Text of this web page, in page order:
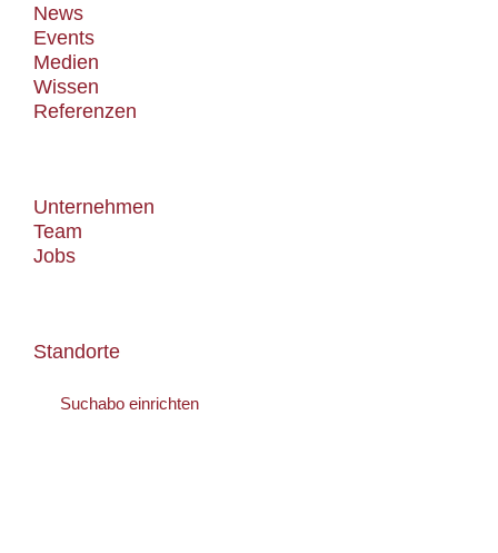
News
Events
Medien
Wissen
Referenzen
Unternehmen
Team
Jobs
Standorte
Suchabo einrichten